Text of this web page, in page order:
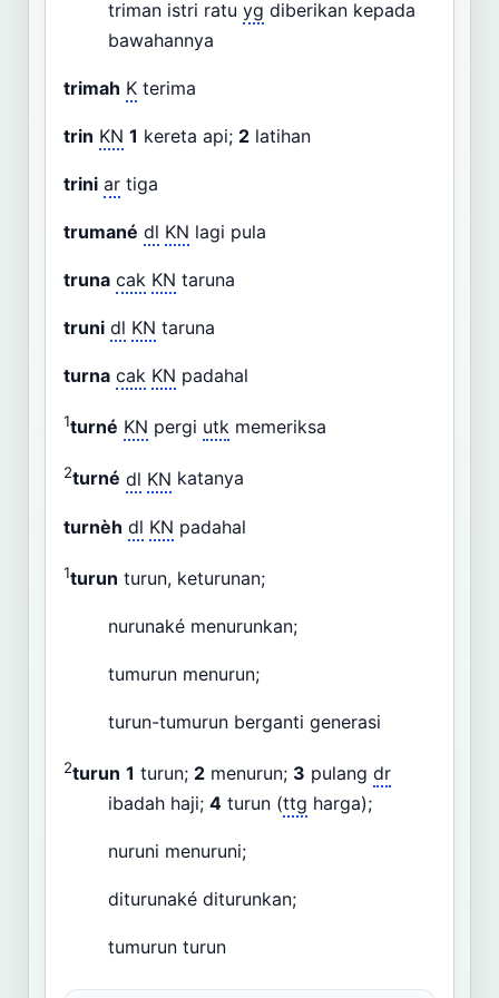
triman istri ratu yg diberikan kepada
bawahannya
trimah K terima
trin KN 1 kereta api; 2 latihan
trini ar tiga
trumané dl KN lagi pula
truna cak KN taruna
truni dl KN taruna
turna cak KN padahal
1turné KN pergi utk memeriksa
2turné dl KN katanya
turnèh dl KN padahal
1turun turun, keturunan;
nurunaké menurunkan;
tumurun menurun;
turun-tumurun berganti generasi
2turun 1 turun; 2 menurun; 3 pulang dr
ibadah haji; 4 turun (ttg harga);
nuruni menuruni;
diturunaké diturunkan;
tumurun turun